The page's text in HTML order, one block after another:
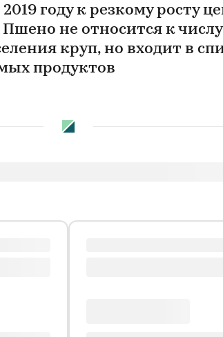
году к резкому росту
не относится к числу
круп, но входит в
продуктов